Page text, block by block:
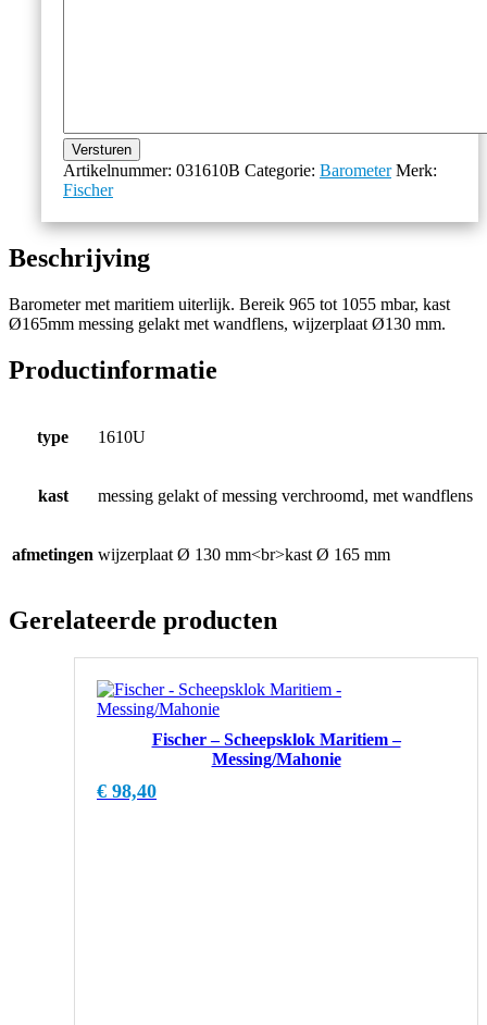
Versturen
Artikelnummer: 031610B Categorie: Barometer Merk:
Fischer
Beschrijving
Barometer met maritiem uiterlijk. Bereik 965 tot 1055 mbar, kast
Ø165mm messing gelakt met wandflens, wijzerplaat Ø130 mm.
Productinformatie
type 1610U
kast messing gelakt of messing verchroomd, met wandflens
afmetingen wijzerplaat Ø 130 mm<br>kast Ø 165 mm
Gerelateerde producten
Fischer – Scheepsklok Maritiem –
Messing/Mahonie
€ 98,40